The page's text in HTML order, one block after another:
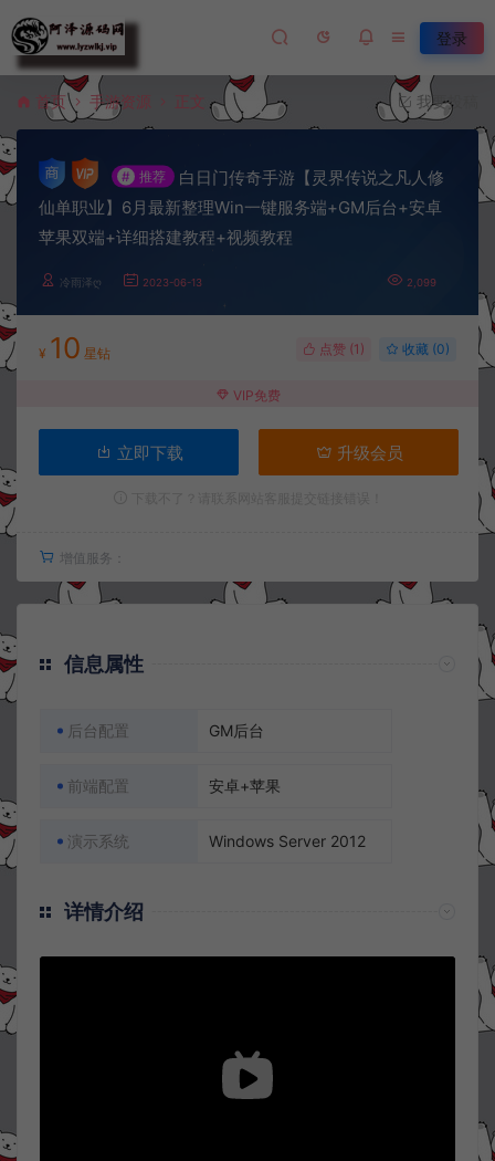
登录
首页 手游资源 正文 我要投稿
# 推荐
白日门传奇手游【灵界传说之凡人修
仙单职业】6月最新整理Win一键服务端+GM后台+安卓
苹果双端+详细搭建教程+视频教程
冷雨泽ღ 2023-06-13 2,099
¥ 10 星钻 点赞 (1 ) 收藏 (0)
VIP免费
立即下载 升级会员
增值服务：
信息属性
后台配置 GM后台
前端配置 安卓+苹果
演示系统 Windows Server 2012
详情介绍